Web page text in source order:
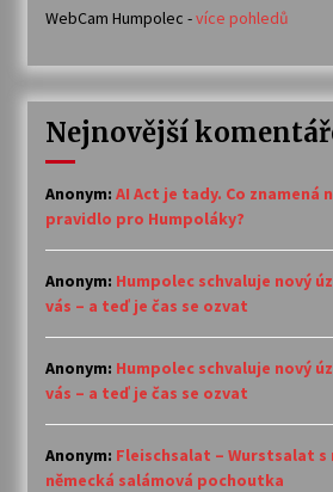
WebCam Humpolec -více pohledů
Nejnovější
Anonym: AI Act je tady. Co znamená
pravidlo pro Humpoláky?
Anonym: Humpolec schvaluje nový
vás – a teď je čas se ozvat
Anonym: Humpolec schvaluje nový
vás – a teď je čas se ozvat
Anonym: Fleischsalat – Wurstsalat s
německá salámová pochoutka